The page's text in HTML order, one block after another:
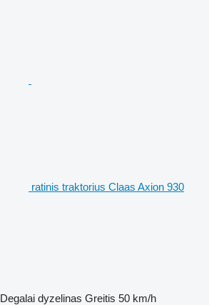
ratinis traktorius Claas Axion 930
Degalai dyzelinas Greitis 50 km/h